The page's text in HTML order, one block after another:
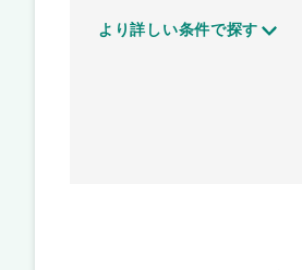
より詳しい条件で探す